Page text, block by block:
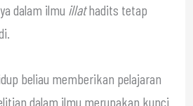
dalam ilmu illathadits tetap
beliau memberikan pelajaran
dalam ilmu merupakan kunci